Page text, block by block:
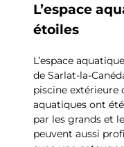
L’espace
étoiles
L’espace
de Sarlat-la-
piscine extérieure
aquatiques ont
par les grands et
peuvent aussi